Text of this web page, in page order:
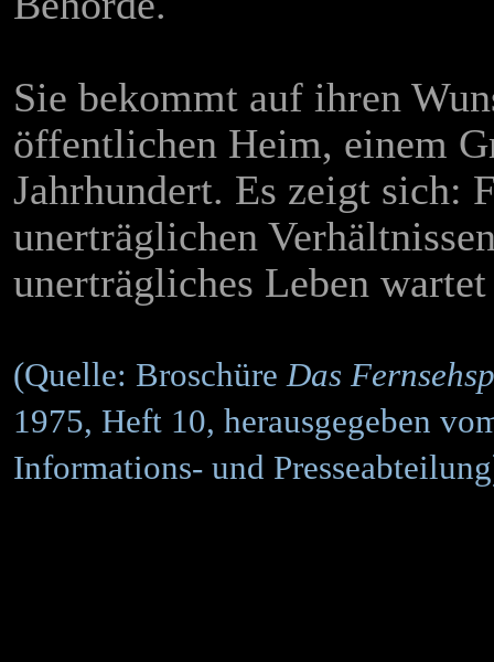
Sie bekommt auf ihren
öffentlichen Heim, einem
Jahrhundert. Es zeigt sich:
unerträglichen
unerträgliches Leben
(Quelle: BroschüreDas
1975, Heft 10, herausgegeben
Informations- und